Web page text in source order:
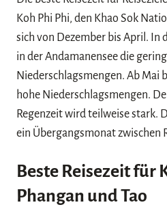
Koh Phi Phi, den Khao Sok
sich von Dezember bis April. In
in der Andamanensee die
Niederschlagsmengen. Ab Mai
hohe Niederschlagsmengen.
Regenzeit wird teilweise stark.
ein Übergangsmonat zwischen
Beste Reisezeit für
Phangan und Tao